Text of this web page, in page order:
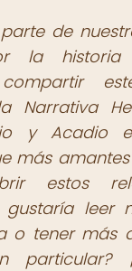
de
la historia
Narrativa
y Acadio
más
estos
gustaría leer
o tener más
particular?